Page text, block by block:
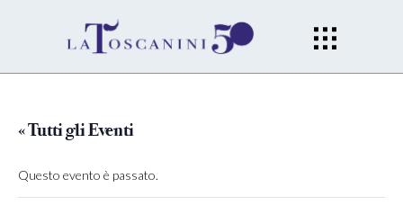
« Tutti gli Eventi
Questo evento è passato.